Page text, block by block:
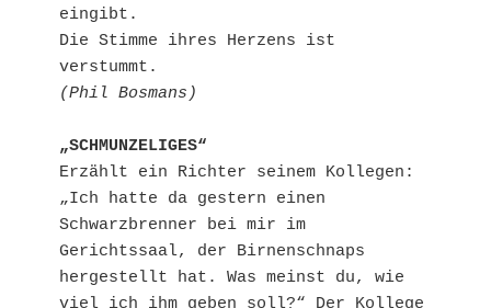
eingibt.
Die Stimme ihres Herzens ist
verstummt.
(Phil Bosmans)
„SCHMUNZELIGES“
Erzählt ein Richter seinem Kollegen:
„Ich hatte da gestern einen
Schwarzbrenner bei mir im
Gerichtssaal, der Birnenschnaps
hergestellt hat. Was meinst du, wie